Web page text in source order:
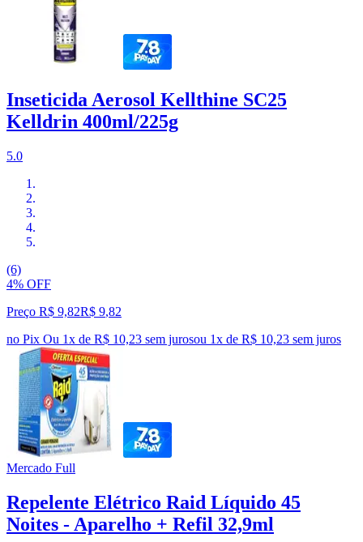
Inseticida Aerosol Kellthine SC25
Kelldrin 400ml/225g
5.0
(6)
4% OFF
Preço R$ 9,82R$ 9,82
no Pix Ou 1x de R$ 10,23 sem jurosou 1x de R$ 10,23 sem juros
Mercado Full
Repelente Elétrico Raid Líquido 45
Noites - Aparelho + Refil 32,9ml